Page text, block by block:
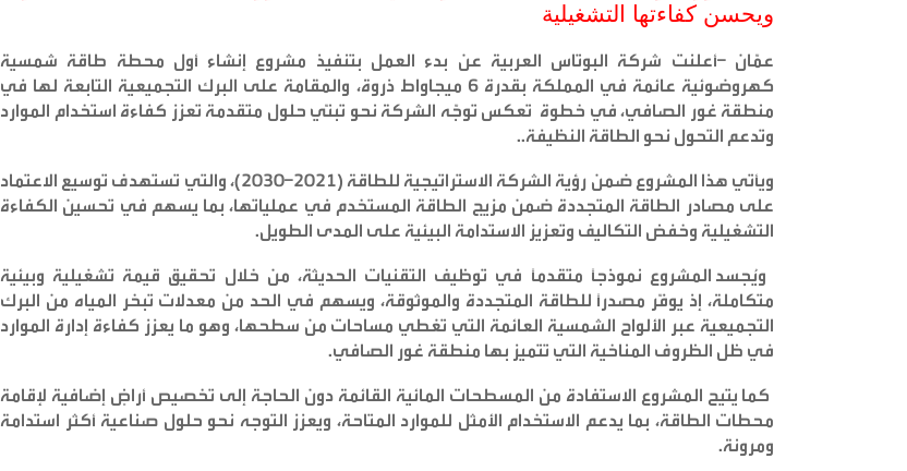
ويحسن كفاءتها التشغيلية
عمّان –أعلنت شركة البوتاس العربية عن بدء العمل بتنفيذ مشروع إنشاء أول محطة طاقة شمسية
كهروضوئية عائمة في المملكة بقدرة 6 ميجاواط ذروة، والمقامة على البرك التجميعية التابعة لها في
منطقة غور الصافي، في خطوة تعكس توجّه الشركة نحو تبنّي حلول متقدمة تعزز كفاءة استخدام الموارد
وتدعم التحول نحو الطاقة النظيفة..
ويأتي هذا المشروع ضمن رؤية الشركة الاستراتيجية للطاقة (2021–2030)، والتي تستهدف توسيع الاعتماد
على مصادر الطاقة المتجددة ضمن مزيج الطاقة المستخدم في عملياتها، بما يسهم في تحسين الكفاءة
التشغيلية وخفض التكاليف وتعزيز الاستدامة البيئية على المدى الطويل.
ويُجسد المشروع نموذجاً متقدماً في توظيف التقنيات الحديثة، من خلال تحقيق قيمة تشغيلية وبيئية
متكاملة، إذ يوفّر مصدراً للطاقة المتجددة والموثوقة، ويسهم في الحد من معدلات تبخر المياه من البرك
التجميعية عبر الألواح الشمسية العائمة التي تغطي مساحات من سطحها، وهو ما يعزز كفاءة إدارة الموارد
في ظل الظروف المناخية التي تتميز بها منطقة غور الصافي.
كما يتيح المشروع الاستفادة من المسطحات المائية القائمة دون الحاجة إلى تخصيص أراضٍ إضافية لإقامة
محطات الطاقة، بما يدعم الاستخدام الأمثل للموارد المتاحة، ويعزز التوجه نحو حلول صناعية أكثر استدامة
ومرونة.